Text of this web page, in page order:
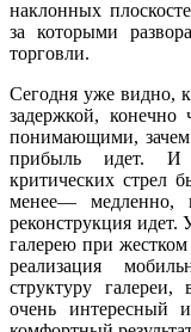
наклонных
за которыми
торговли.
Сегодня уже видно,
задержкой, конечно
понимающими, зачем
прибыль идет. И
критических стрел
менее— медленно,
реконструкция
галерею при
реализация
структуру
очень интересный